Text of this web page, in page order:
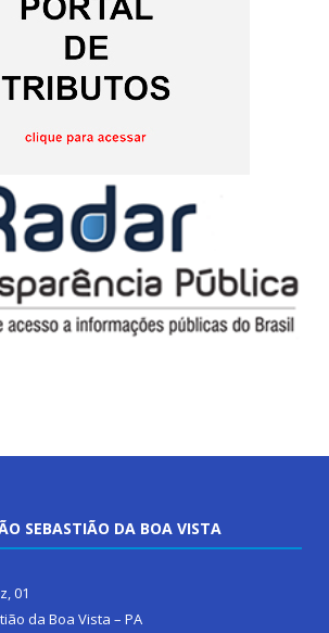
SEBASTIÃO DA BOA VISTA
01
da Boa Vista – PA